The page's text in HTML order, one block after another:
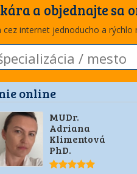
a objednajte sa
internet jednoducho a rýchlo
online
MUDr.
Adriana
Klimentová
PhD.